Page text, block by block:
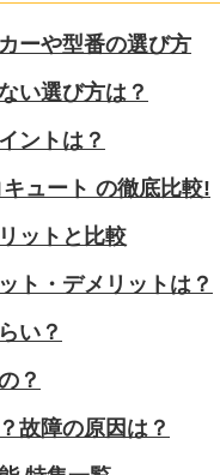
ーや型番の選び方
い選び方は？
ントは？
ュート の徹底比較!
ットと比較
ト・デメリットは？
い？
？
故障の原因は？